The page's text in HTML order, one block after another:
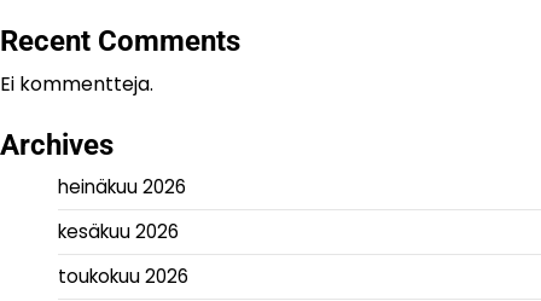
Recent Comments
Ei kommentteja.
Archives
heinäkuu 2026
kesäkuu 2026
toukokuu 2026